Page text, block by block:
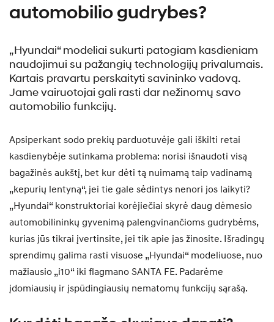
automobilio gudrybes?
„Hyundai“ modeliai sukurti patogiam kasdieniam
naudojimui su pažangių technologijų privalumais.
Kartais pravartu perskaityti savininko vadovą.
Jame vairuotojai gali rasti dar nežinomų savo
automobilio funkcijų.
Apsiperkant sodo prekių parduotuvėje gali iškilti retai
kasdienybėje sutinkama problema: norisi išnaudoti visą
bagažinės aukštį, bet kur dėti tą nuimamą taip vadinamą
„kepurių lentyną“, jei tie gale sėdintys nenori jos laikyti?
„Hyundai“ konstruktoriai korėjiečiai skyrė daug dėmesio
automobilininkų gyvenimą palengvinančioms gudrybėms,
kurias jūs tikrai įvertinsite, jei tik apie jas žinosite. Išradingų
sprendimų galima rasti visuose „Hyundai“ modeliuose, nuo
mažiausio „i10“ iki flagmano SANTA FE. Padarėme
įdomiausių ir įspūdingiausių nematomų funkcijų sąrašą.